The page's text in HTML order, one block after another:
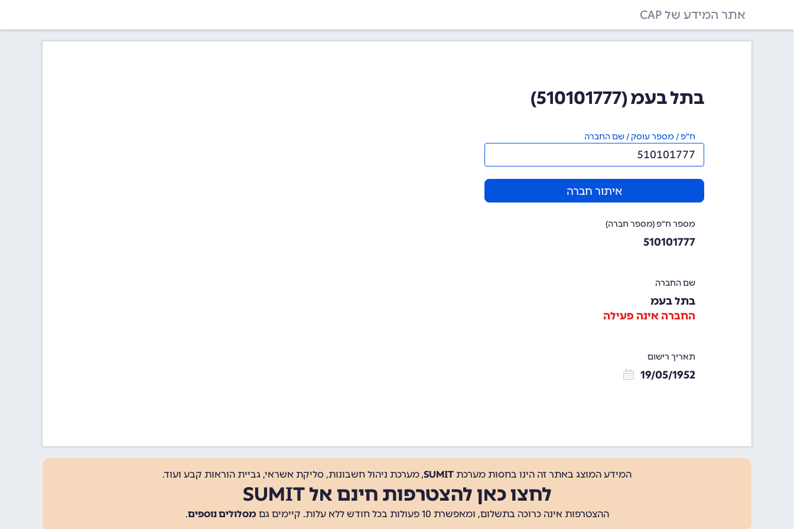
אתר המידע של CAP
בתל בעמ (510101777)
ח"פ / מספר עוסק / שם החברה
איתור חברה
מספר ח"פ (מספר חברה)
510101777
שם החברה
בתל בעמ
החברה אינה פעילה
תאריך רישום
19/05/1952
המידע המוצג באתר זה הינו בחסות מערכת SUMIT, מערכת ניהול חשבונות, סליקת אשראי, גביית הוראות קבע ועוד.
לחצו כאן להצטרפות חינם אל SUMIT
ההצטרפות אינה כרוכה בתשלום, ומאפשרת 10 פעולות בכל חודש ללא עלות. קיימים גם מסלולים נוספים.